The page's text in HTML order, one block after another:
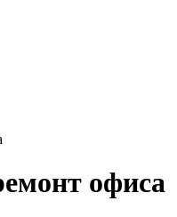
офиса